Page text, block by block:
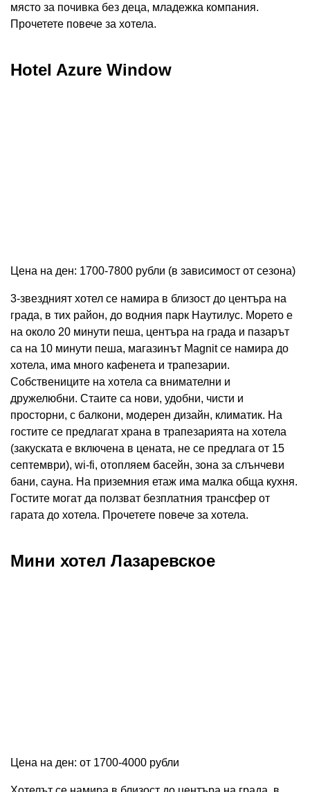
място за почивка без деца, младежка компания.
Прочетете повече за хотела.
Hotel Azure Window
Цена на ден: 1700-7800 рубли (в зависимост от сезона)
3-звездният хотел се намира в близост до центъра на
града, в тих район, до водния парк Наутилус. Морето е
на около 20 минути пеша, центъра на града и пазарът
са на 10 минути пеша, магазинът Magnit се намира до
хотела, има много кафенета и трапезарии.
Собствениците на хотела са внимателни и
дружелюбни. Стаите са нови, удобни, чисти и
просторни, с балкони, модерен дизайн, климатик. На
гостите се предлагат храна в трапезарията на хотела
(закуската е включена в цената, не се предлага от 15
септември), wi-fi, отопляем басейн, зона за слънчеви
бани, сауна. На приземния етаж има малка обща кухня.
Гостите могат да ползват безплатния трансфер от
гарата до хотела. Прочетете повече за хотела.
Мини хотел Лазаревское
Цена на ден: от 1700-4000 рубли